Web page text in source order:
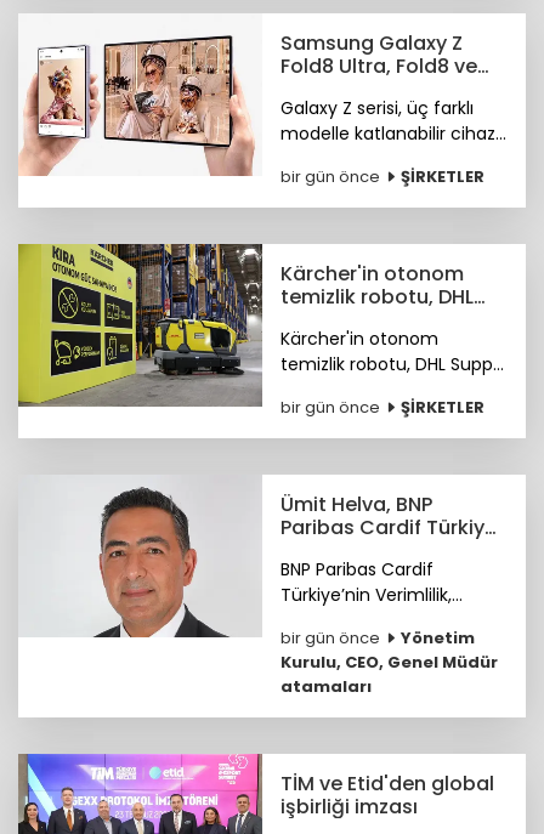
önde olduğunu öne
çıkardı.
Samsung Galaxy Z
Fold8 Ultra, Fold8 ve
marketlerde
Galaxy Z serisi, üç farklı
modelle katlanabilir cihaz
sayfa açıyor.
bir gün önce ŞİRKETLER
Kärcher'in otonom
temizlik robotu, DHL
Kärcher'in otonom
temizlik robotu, DHL Supply
göreve başladı.
bir gün önce ŞİRKETLER
Ümit Helva, BNP
Paribas Cardif Türkiye
BNP Paribas Cardif
Türkiye’nin Verimlilik,
Operasyondan Sorumlu
Genel Müdür Yardımcılığı
görevine Ümit Helva
atandı.
bir gün önce
Yönetim
Kurulu, CEO, Genel Müdür
atamaları
TİM ve Etid'den global
işbirliği imzası